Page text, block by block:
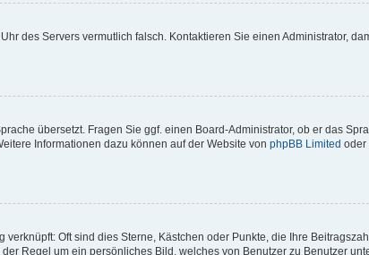
des Servers vermutlich falsch. Kontaktieren Sie einen Administrator,
übersetzt. Fragen Sie ggf. einen Board-Administrator, ob er das
Informationen dazu können auf der Website von phpBB Limited oder
Oft sind dies Sterne, Kästchen oder Punkte, die Ihre
Regel um ein persönliches Bild, welches von Benutzer zu Benutzer